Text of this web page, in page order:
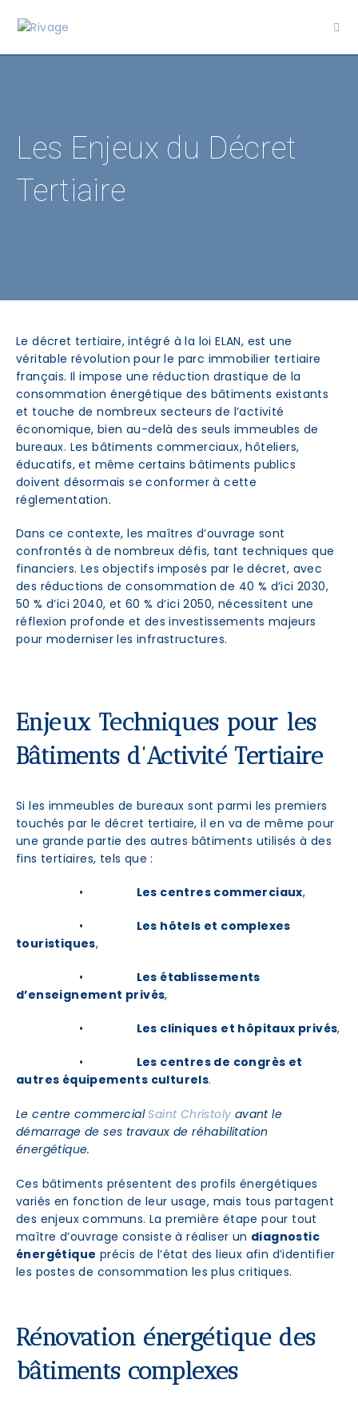
Les Enjeux du Décret
Tertiaire
Le décret tertiaire, intégré à la loi ELAN, est une
véritable révolution pour le parc immobilier tertiaire
français. Il impose une réduction drastique de la
consommation énergétique des bâtiments existants
et touche de nombreux secteurs de l’activité
économique, bien au-delà des seuls immeubles de
bureaux. Les bâtiments commerciaux, hôteliers,
éducatifs, et même certains bâtiments publics
doivent désormais se conformer à cette
réglementation.
Dans ce contexte, les maîtres d’ouvrage sont
confrontés à de nombreux défis, tant techniques que
financiers. Les objectifs imposés par le décret, avec
des réductions de consommation de 40 % d’ici 2030,
50 % d’ici 2040, et 60 % d’ici 2050, nécessitent une
réflexion profonde et des investissements majeurs
pour moderniser les infrastructures.
Enjeux Techniques pour les
Bâtiments d’Activité Tertiaire
Si les immeubles de bureaux sont parmi les premiers
touchés par le décret tertiaire, il en va de même pour
une grande partie des autres bâtiments utilisés à des
fins tertiaires, tels que :
• Les centres commerciaux,
• Les hôtels et complexes
touristiques,
• Les établissements
d’enseignement privés,
• Les cliniques et hôpitaux privés,
• Les centres de congrès et
autres équipements culturels.
Le centre commercialSaint Christoly avant le
démarrage de ses travaux de réhabilitation
énergétique.
Ces bâtiments présentent des profils énergétiques
variés en fonction de leur usage, mais tous partagent
des enjeux communs. La première étape pour tout
maître d’ouvrage consiste à réaliser un diagnostic
énergétique précis de l’état des lieux afin d’identifier
les postes de consommation les plus critiques.
Rénovation énergétique des
bâtiments complexes